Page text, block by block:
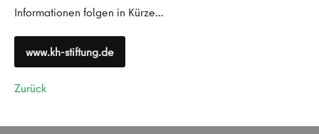
Informationen folgen in Kürze…
www.kh-stiftung.de
Zurück